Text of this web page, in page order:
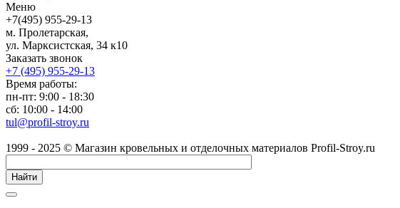
Меню
+7(495) 955-29-13
м. Пролетарская,
ул. Марксистская, 34 к10
Заказать звонок
+7 (495) 955-29-13
Время работы:
пн-пт: 9:00 - 18:30
сб: 10:00 - 14:00
tul@profil-stroy.ru
1999 - 2025 © Магазин кровельных и отделочных материалов Profil-Stroy.ru
Найти